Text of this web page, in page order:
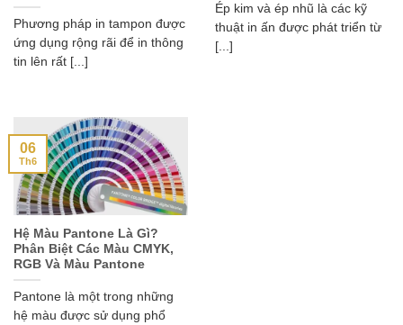
Phương pháp in tampon được
ứng dụng rộng rãi để in thông
tin lên rất [...]
Ép kim và ép nhũ là các kỹ
thuật in ấn được phát triển từ
[...]
Hệ Màu Pantone Là Gì?
Phân Biệt Các Màu CMYK,
RGB Và Màu Pantone
Pantone là một trong những
hệ màu được sử dụng phổ
06
Th6